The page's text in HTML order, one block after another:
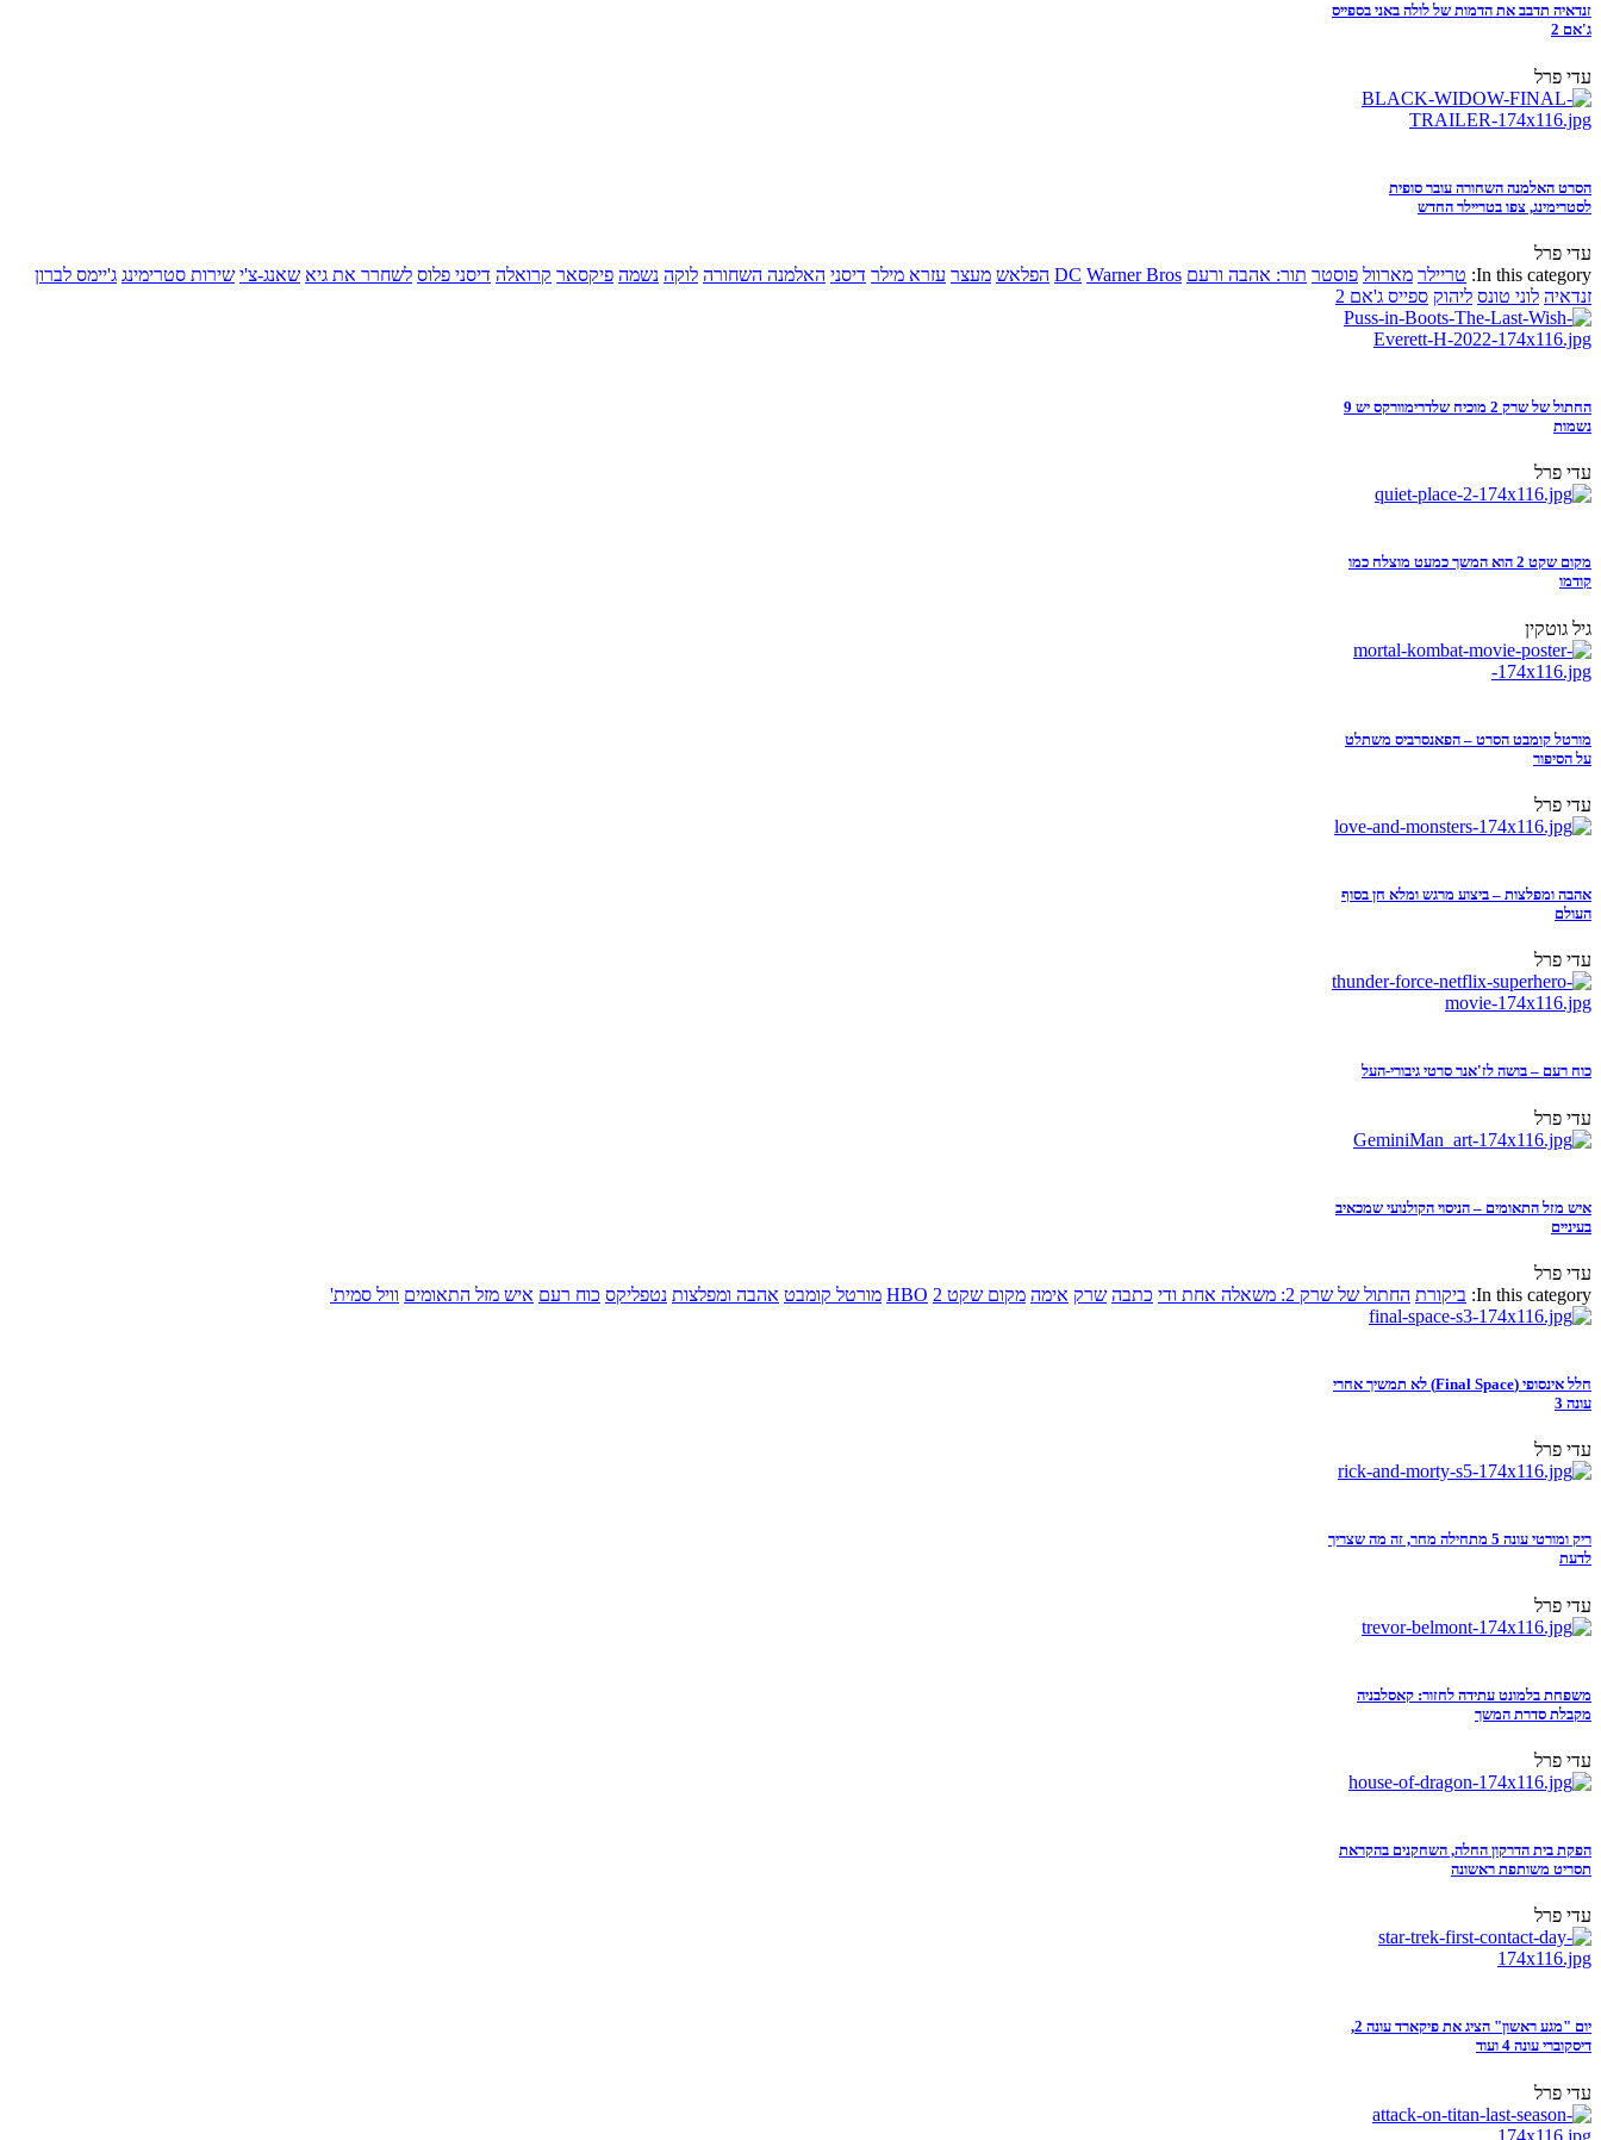
זנדאיה תדבב את הדמות של לולה באני בספייס
ג'אם 2
עדי פרל
הסרט האלמנה השחורה עובר סופית
לסטרימינג, צפו בטריילר החדש
עדי פרל
In this category: טריילר מארוול פוסטר תור: אהבה ורעם DC Warner Bros הפלאש מעצר עזרא מילר דיסני האלמנה השחורה לוקה נשמה פיקסאר קרואלה דיסני פלוס לשחרר את גיא שאנג-צ'י שירות סטרימינג ג'יימס לברון
זנדאיה לוני טונס ליהוק ספייס ג'אם 2
החתול של שרק 2 מוכיח שלדרימוורקס יש 9
נשמות
עדי פרל
מקום שקט 2 הוא המשך כמעט מוצלח כמו
קודמו
גיל גוטקין
מורטל קומבט הסרט – הפאנסרביס משתלט
על הסיפור
עדי פרל
אהבה ומפלצות – ביצוע מרגש ומלא חן בסוף
העולם
עדי פרל
כוח רעם – בושה לז'אנר סרטי גיבורי-העל
עדי פרל
איש מזל התאומים – הניסוי הקולנועי שמכאיב
בעיניים
עדי פרל
In this category: ביקורת החתול של שרק 2: משאלה אחת ודי כתבה שרק אימה מקום שקט 2 HBO מורטל קומבט אהבה ומפלצות נטפליקס כוח רעם איש מזל התאומים וויל סמית'
חלל אינסופי (Final Space) לא תמשיך אחרי
עונה 3
עדי פרל
ריק ומורטי עונה 5 מתחילה מחר, זה מה שצריך
לדעת
עדי פרל
משפחת בלמונט עתידה לחזור: קאסלבניה
מקבלת סדרת המשך
עדי פרל
הפקת בית הדרקון החלה, השחקנים בהקראת
תסריט משותפת ראשונה
עדי פרל
יום "מגע ראשון" הציג את פיקארד עונה 2,
דיסקוברי עונה 4 ועוד
עדי פרל